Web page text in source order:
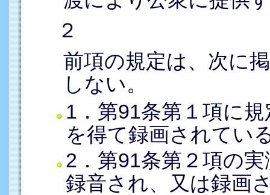
２
前項の規定は、次に
しない。
1．第91条第１項に
を得て録画されてい
2．第91条第２項の
録音され、又は録画